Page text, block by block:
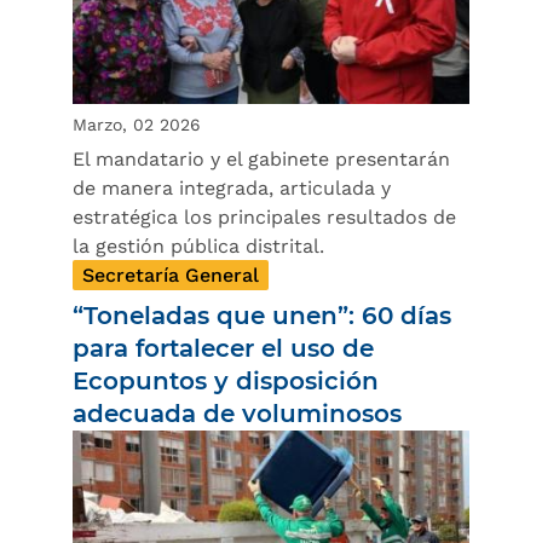
Marzo, 02 2026
El mandatario y el gabinete presentarán
de manera integrada, articulada y
estratégica los principales resultados de
la gestión pública distrital.
Secretaría General
“Toneladas que unen”: 60 días
para fortalecer el uso de
Ecopuntos y disposición
adecuada de voluminosos